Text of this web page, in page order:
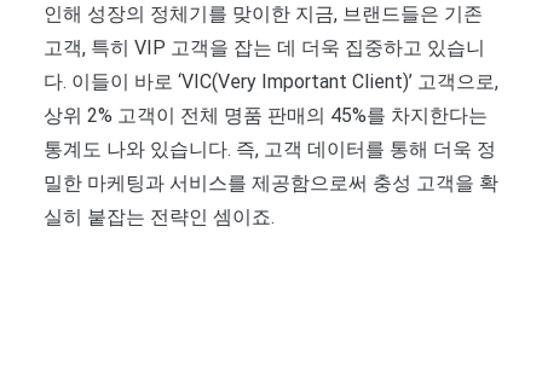
인해 성장의 정체기를 맞이한 지금, 브랜드들은 기존
고객, 특히 VIP 고객을 잡는 데 더욱 집중하고 있습니
다. 이들이 바로 ‘VIC(Very Important Client)’ 고객으로,
상위 2% 고객이 전체 명품 판매의 45%를 차지한다는
통계도 나와 있습니다. 즉, 고객 데이터를 통해 더욱 정
밀한 마케팅과 서비스를 제공함으로써 충성 고객을 확
실히 붙잡는 전략인 셈이죠.